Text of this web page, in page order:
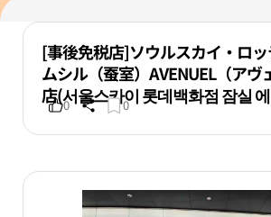
[事後免税店]ソウルスカイ・ロ
ムシル（蚕室）AVENUEL（アヴ
店(서울스카이 롯데백화점 잠실
0 0